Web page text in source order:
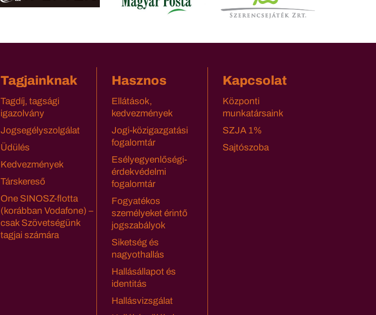
Tagjainknak
Tagdíj, tagsági
igazolvány
Jogsegélyszolgálat
Üdülés
Kedvezmények
Társkereső
One SINOSZ-flotta
(korábban Vodafone) –
csak Szövetségünk
tagjai számára
Hasznos
Ellátások,
kedvezmények
Jogi-közigazgatási
fogalomtár
Esélyegyenlőségi-
érdekvédelmi
fogalomtár
Fogyatékos
személyeket érintő
jogszabályok
Siketség és
nagyothallás
Hallásállapot és
identitás
Hallásvizsgálat
Kapcsolat
Központi
munkatársaink
SZJA 1%
Sajtószoba